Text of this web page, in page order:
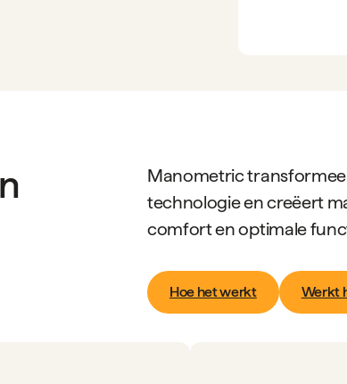
Manometric
technologie en creëert
comfort en optimale
Hoe het werkt Werkt